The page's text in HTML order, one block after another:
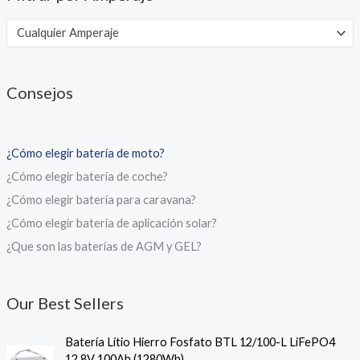
Cualquier Amperaje
Consejos
¿Cómo elegir batería de moto?
¿Cómo elegir batería de coche?
¿Cómo elegir batería para caravana?
¿Cómo elegir batería de aplicación solar?
¿Que son las baterías de AGM y GEL?
Our Best Sellers
Batería Litio Hierro Fosfato BTL 12/100-L LiFePO4